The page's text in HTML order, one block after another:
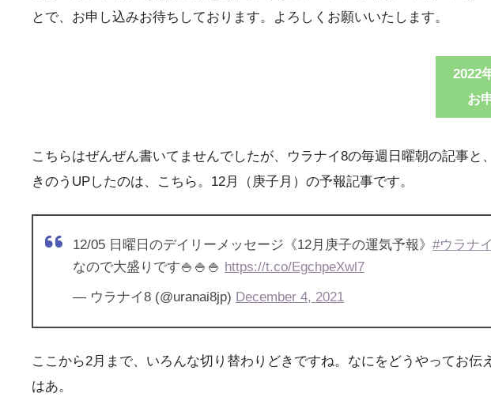
とで、お申し込みお待ちしております。よろしくお願いいたします。
2022
お
こちらはぜんぜん書いてませんでしたが、ウラナイ8の毎週日曜朝の記事と
きのうUPしたのは、こちら。12月（庚子月）の予報記事です。
12/05 日曜日のデイリーメッセージ《12月庚子の運気予報》 #ウラナ
なので大盛りです🍚🍚🍚 https://t.co/EgchpeXwl7
— ウラナイ8 (@uranai8jp) December 4, 2021
ここから2月まで、いろんな切り替わりどきですね。なにをどうやってお
はあ。